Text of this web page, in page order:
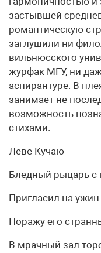
застывшей
романтическую
заглушили ни
вильнюсского
журфак МГУ, ни
аспирантуре. В
занимает не
возможность
стихами.
Леве Кучаю
Бледный рыцарь с
Пригласил на
Поражу его
В мрачный зал